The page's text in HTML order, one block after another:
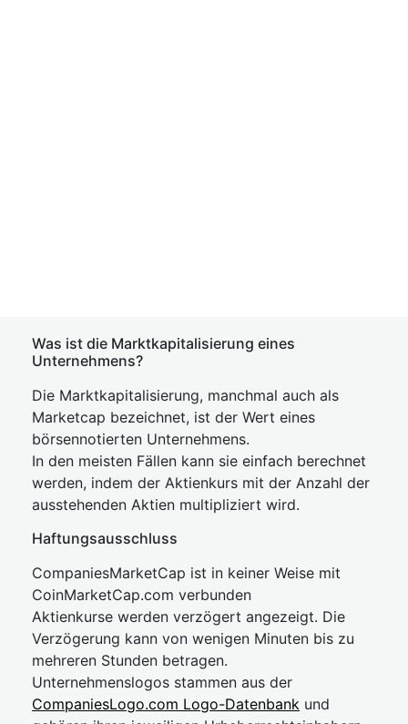
Was ist die Marktkapitalisierung eines
Unternehmens?
Die Marktkapitalisierung, manchmal auch als
Marketcap bezeichnet, ist der Wert eines
börsennotierten Unternehmens.
In den meisten Fällen kann sie einfach berechnet
werden, indem der Aktienkurs mit der Anzahl der
ausstehenden Aktien multipliziert wird.
Haftungsausschluss
CompaniesMarketCap ist in keiner Weise mit
CoinMarketCap.com verbunden
Aktienkurse werden verzögert angezeigt. Die
Verzögerung kann von wenigen Minuten bis zu
mehreren Stunden betragen.
Unternehmenslogos stammen aus der
CompaniesLogo.com Logo-Datenbank und